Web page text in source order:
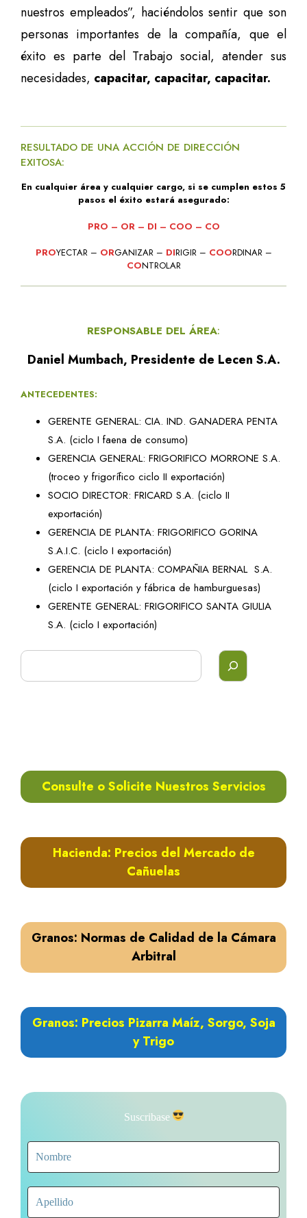
nuestros empleados”, haciéndolos sentir que son
personas importantes de la compañía, que el
éxito es parte del Trabajo social, atender sus
necesidades, capacitar, capacitar, capacitar.
RESULTADO DE UNA ACCIÓN DE DIRECCIÓN
EXITOSA:
En cualquier área y cualquier cargo, si se cumplen estos 5
pasos el éxito estará asegurado:
PRO – OR – DI – COO – CO
PROYECTAR – ORGANIZAR – DIRIGIR – COORDINAR –
CONTROLAR
RESPONSABLE DEL ÁREA:
Daniel Mumbach, Presidente de Lecen S.A.
ANTECEDENTES:
GERENTE GENERAL: CIA. IND. GANADERA PENTA
S.A. (ciclo I faena de consumo)
GERENCIA GENERAL: FRIGORIFICO MORRONE S.A.
(troceo y frigorífico ciclo II exportación)
SOCIO DIRECTOR: FRICARD S.A. (ciclo II
exportación)
GERENCIA DE PLANTA: FRIGORIFICO GORINA
S.A.I.C. (ciclo I exportación)
GERENCIA DE PLANTA: COMPAÑIA BERNAL S.A.
(ciclo I exportación y fábrica de hamburguesas)
GERENTE GENERAL: FRIGORIFICO SANTA GIULIA
S.A. (ciclo I exportación)
Buscar
Consulte o Solicite Nuestros Servicios
Hacienda: Precios del Mercado de
Cañuelas
Granos: Normas de Calidad de la Cámara
Arbitral
Granos: Precios Pizarra Maíz, Sorgo, Soja
y Trigo
Suscribase